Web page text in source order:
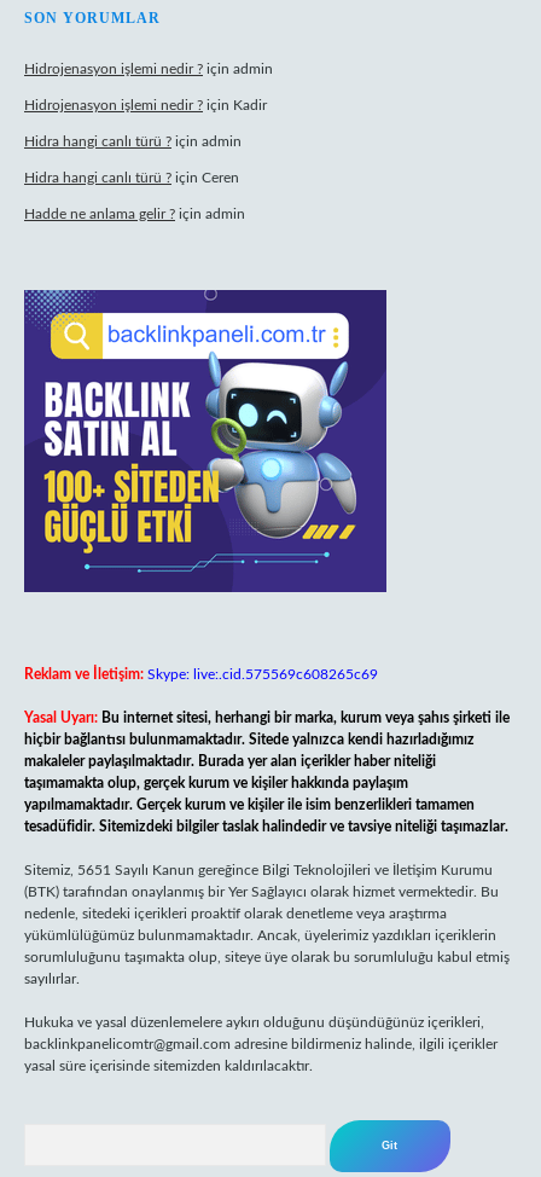
SON YORUMLAR
Hidrojenasyon işlemi nedir ? için admin
Hidrojenasyon işlemi nedir ? için Kadir
Hidra hangi canlı türü ? için admin
Hidra hangi canlı türü ? için Ceren
Hadde ne anlama gelir ? için admin
Reklam ve İletişim: Skype: live:.cid.575569c608265c69
Yasal Uyarı: Bu internet sitesi, herhangi bir marka, kurum veya şahıs şirketi ile
hiçbir bağlantısı bulunmamaktadır. Sitede yalnızca kendi hazırladığımız
makaleler paylaşılmaktadır. Burada yer alan içerikler haber niteliği
taşımamakta olup, gerçek kurum ve kişiler hakkında paylaşım
yapılmamaktadır. Gerçek kurum ve kişiler ile isim benzerlikleri tamamen
tesadüfidir. Sitemizdeki bilgiler taslak halindedir ve tavsiye niteliği taşımazlar.
Sitemiz, 5651 Sayılı Kanun gereğince Bilgi Teknolojileri ve İletişim Kurumu
(BTK) tarafından onaylanmış bir Yer Sağlayıcı olarak hizmet vermektedir. Bu
nedenle, sitedeki içerikleri proaktif olarak denetleme veya araştırma
yükümlülüğümüz bulunmamaktadır. Ancak, üyelerimiz yazdıkları içeriklerin
sorumluluğunu taşımakta olup, siteye üye olarak bu sorumluluğu kabul etmiş
sayılırlar.
Hukuka ve yasal düzenlemelere aykırı olduğunu düşündüğünüz içerikleri,
backlinkpanelicomtr@gmail.com adresine bildirmeniz halinde, ilgili içerikler
yasal süre içerisinde sitemizden kaldırılacaktır.